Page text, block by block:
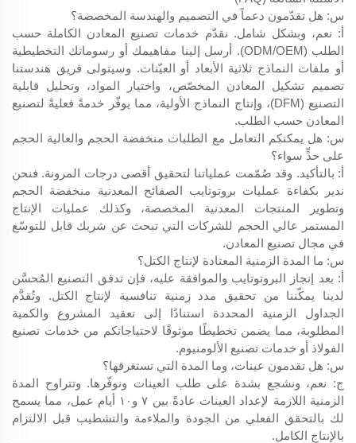
س: هل تقدّمون دعماً في التصميم والهندسة المخصصة؟
أ: نعم، وبشكل شامل. نقدّم خدمات تصنيع المعادن الكاملة حسب
الطلب (ODM/OEM). أرسل إلينا مفاهيمك أو رسوماتك التخطيطية
أو ملفات النماذج ثلاثية الأبعاد أو العيّنات. وسيتولى فريق هندستنا
تصميم تشكيل المعادن المخصّص، واختيار المواد، وتحليل قابلية
التصنيع (DFM)، وإنتاج النماذج الأولية، مما يوفّر خدمةً فعليةً لتصنيع
المعادن حسب الطلب.
س: هل يمكنكم التعامل مع الطلبات منخفضة الحجم والعالية الحجم
على حدٍّ سواء؟
أ: بالتأكيد. وقد صُمّمت عملياتنا لتحقيق أقصى درجات المرونة. فنحن
ندير بكفاءة عمليات بروتوتايب الصفائح المعدنية منخفضة الحجم
وتطوير المنتجات المعدنية المخصصة، وكذلك عمليات الإنتاج
المستمر عالي الحجم للشركات التي تبحث عن شريك قابل للتوسّع
في مجال تصنيع المعادن.
س: ما المدة الزمنية المعتادة لإنتاج الكتل؟
أ: بعد إنجاز البروتوتايب والموافقة عليه، فإن تدفق التصنيع المُحسَّن
لدينا يمكّننا من تحقيق مدد زمنية تنافسية لإنتاج الكتل. وتُقدَّم
الجداول الزمنية المحددة استنادًا إلى تعقيد المشروع والكمية
المطلوبة، مما يضمن تخطيطًا موثوقًا لاحتياجاتكم من خدمات تصنيع
الفولاذ أو خدمات تصنيع الألومنيوم.
س: هل تقدمون عينات، وما المدة التي تستغرقها؟
ج: نعم، ونشجع بشدة على طلب العينات ونوفّرها. وتتراوح المدة
الزمنية اللازمة لإعداد العينات عادةً بين ٧ و١٠ أيام عمل، مما يسمح
لك بالتحقق الفعلي من الجودة والملاءمة والتشطيب قبل الالتزام
بالإنتاج الكامل.